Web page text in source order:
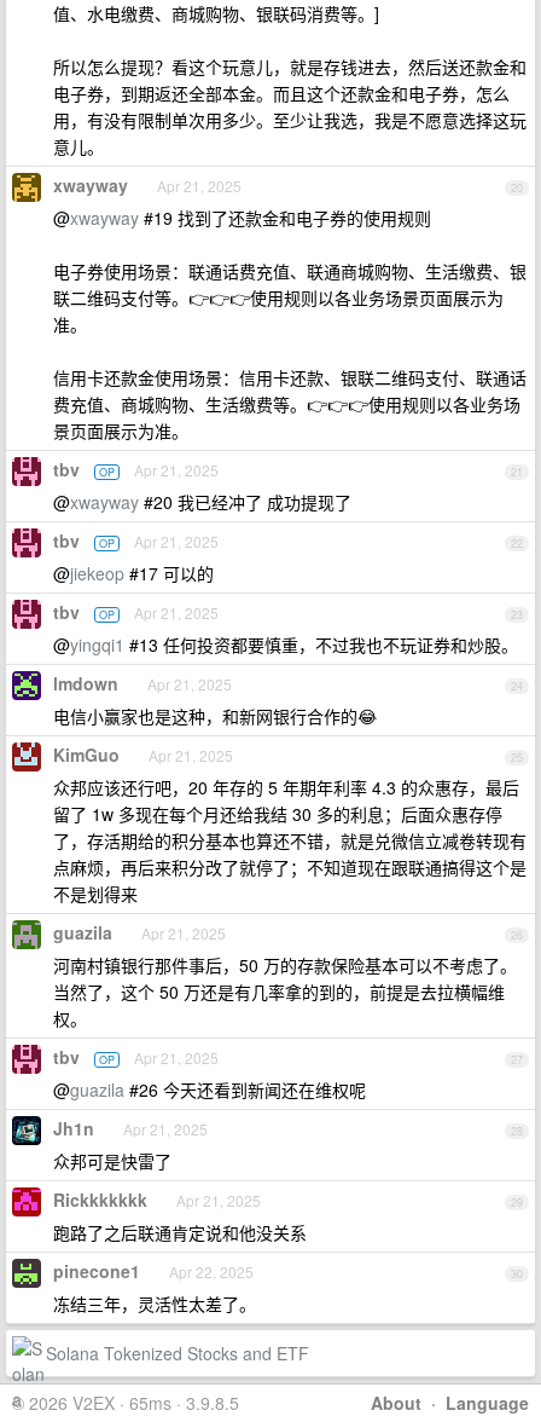
值、水电缴费、商城购物、银联码消费等。]
所以怎么提现？看这个玩意儿，就是存钱进去，然后送还款金和
电子券，到期返还全部本金。而且这个还款金和电子券，怎么
用，有没有限制单次用多少。至少让我选，我是不愿意选择这玩
意儿。
20
xwayway Apr 21, 2025
@xwayway #19 找到了还款金和电子券的使用规则
电子券使用场景：联通话费充值、联通商城购物、生活缴费、银
联二维码支付等。👉👉👉使用规则以各业务场景页面展示为
准。
信用卡还款金使用场景：信用卡还款、银联二维码支付、联通话
费充值、商城购物、生活缴费等。👉👉👉使用规则以各业务场
景页面展示为准。
21
tbv OP Apr 21, 2025
@xwayway #20 我已经冲了 成功提现了
22
tbv OP Apr 21, 2025
@jiekeop #17 可以的
23
tbv OP Apr 21, 2025
@yingqi1 #13 任何投资都要慎重，不过我也不玩证券和炒股。
24
lmdown Apr 21, 2025
电信小赢家也是这种，和新网银行合作的😂
25
KimGuo Apr 21, 2025
众邦应该还行吧，20 年存的 5 年期年利率 4.3 的众惠存，最后
留了 1w 多现在每个月还给我结 30 多的利息；后面众惠存停
了，存活期给的积分基本也算还不错，就是兑微信立减卷转现有
点麻烦，再后来积分改了就停了；不知道现在跟联通搞得这个是
不是划得来
26
guazila Apr 21, 2025
河南村镇银行那件事后，50 万的存款保险基本可以不考虑了。
当然了，这个 50 万还是有几率拿的到的，前提是去拉横幅维
权。
27
tbv OP Apr 21, 2025
@guazila #26 今天还看到新闻还在维权呢
28
Jh1n Apr 21, 2025
众邦可是快雷了
29
Rickkkkkkk Apr 21, 2025
跑路了之后联通肯定说和他没关系
30
pinecone1 Apr 22, 2025
冻结三年，灵活性太差了。
Solana Tokenized Stocks and ETF
About · Language
© 2026 V2EX · 65ms · 3.9.8.5